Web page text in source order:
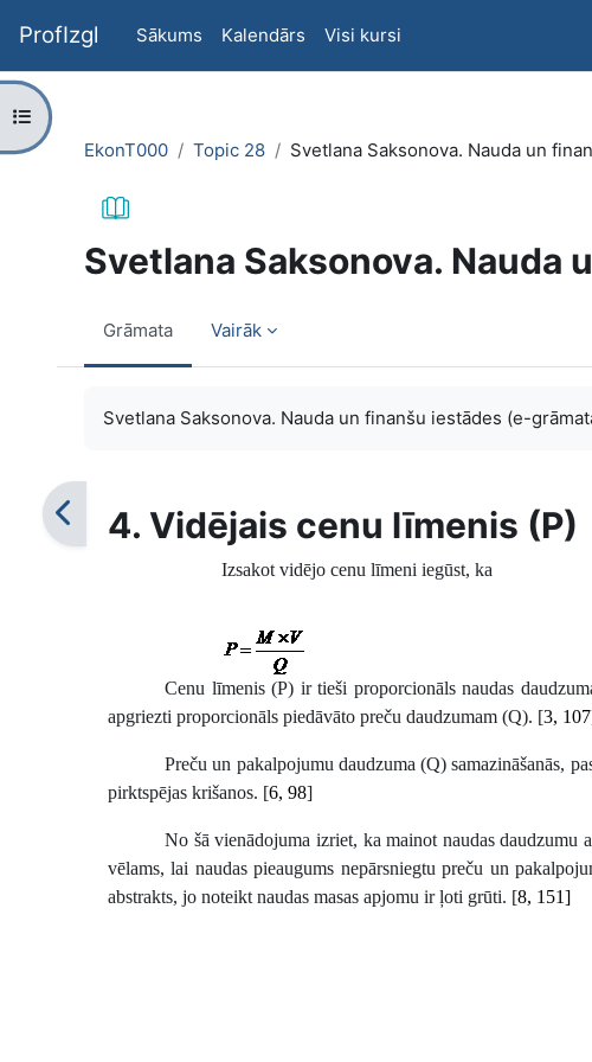
ProfIzgl Sākums Kalendārs Visi kursi
Atvērt kursu indeksu
EkonT000
Topic 28 Svetlana Saksonova. Nauda un
Svetlana Saksonova.
Grāmata Vairāk
Svetlana Saksonova. Nauda un finanšu iestādes (e-
4. Vidējais cenu līmenis (P)
Izsakot vidējo cenu līmeni iegūst, ka
Cenu līmenis (P) ir tieši proporcionāls naudas
apgriezti proporcionāls piedāvāto preču daudzumam (Q). [3, 107
Preču un pakalpojumu daudzuma (Q) samazināšanās,
pirktspējas krišanos. [6, 98]
No šā vienādojuma izriet, ka mainot naudas daudzumu
vēlams, lai naudas pieaugums nepārsniegtu preču un
abstrakts, jo noteikt naudas masas apjomu ir ļoti grūti. [8, 151]